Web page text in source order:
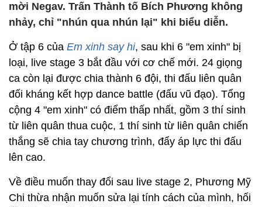
mời Negav. Trấn Thành tố Bích Phương không
nhảy, chỉ "nhún qua nhún lại" khi biểu diễn.
Ở tập 6 của Em xinh say hi, sau khi 6 "em xinh" bị
loại, live stage 3 bắt đầu với cơ chế mới. 24 giọng
ca còn lại được chia thành 6 đội, thi đấu liên quân
đối kháng kết hợp dance battle (đấu vũ đạo). Tổng
cộng 4 "em xinh" có điểm thấp nhất, gồm 3 thí sinh
từ liên quân thua cuộc, 1 thí sinh từ liên quân chiến
thắng sẽ chia tay chương trình, đẩy áp lực thi đấu
lên cao.
Về điều muốn thay đổi sau live stage 2, Phương Mỹ
Chi thừa nhận muốn sửa lại tính cách của mình, hối